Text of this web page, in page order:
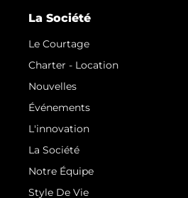
La Société
Le Courtage
Charter - Location
Nouvelles
Événements
L'innovation
La Société
Notre Équipe
Style De Vie